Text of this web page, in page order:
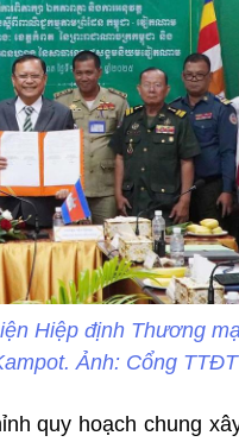
Hiệp định Thương
Ảnh: Cổng
quy hoạch chung